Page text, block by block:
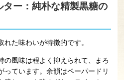
ター：純朴な精製黒糖の
た味わいが特徴的です。
の風味は程よく抑えられて、まろ
っています。余韻はペーパードリ